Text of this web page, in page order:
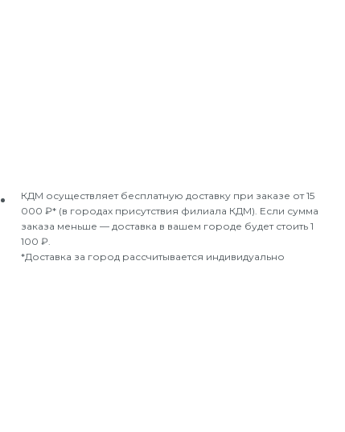
КДМ осуществляет бесплатную доставку при заказе от 15
000 ₽* (в городах присутствия филиала КДМ). Если сумма
заказа меньше — доставка в вашем городе будет стоить 1
100 ₽.
*Доставка за город рассчитывается индивидуально